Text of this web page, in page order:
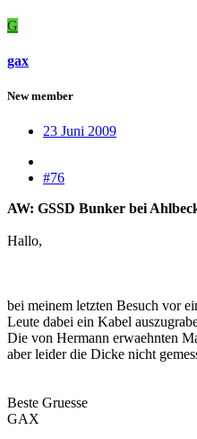
G
gax
New member
23 Juni 2009
#76
AW: GSSD Bunker bei
Hallo,
bei meinem letzten Besuch vor
Leute dabei ein Kabel
Die von Hermann erwaehnten
aber leider die Dicke nicht
Beste Gruesse
GAX